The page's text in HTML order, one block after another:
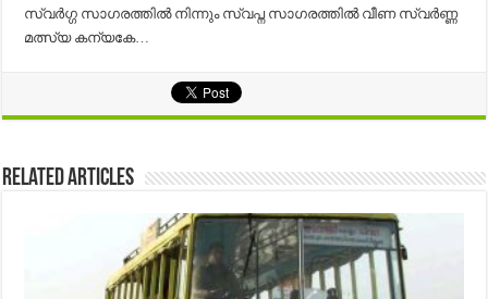
സ്വർഗ്ഗ സാഗരത്തിൽ നിന്നും സ്വപ്ന സാഗരത്തിൽ വീണ സ്വർണ്ണ
മത്സ്യ കന്യകേ…
Related Articles